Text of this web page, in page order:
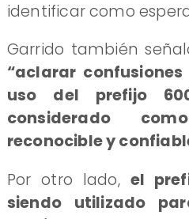
identificar como
Garrido también
“aclarar
uso del prefijo
considerado
reconocible y
Por otro lado, el
siendo utilizado